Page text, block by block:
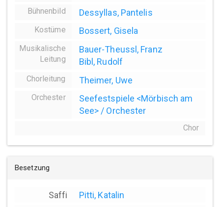
Bühnenbild Dessyllas, Pantelis
Kostüme Bossert, Gisela
Musikalische
Leitung
Bauer-Theussl, Franz
Bibl, Rudolf
Chorleitung Theimer, Uwe
Orchester
Seefestspiele <Mörbisch am
See> / Orchester
Chor
Besetzung
Saffi
Pitti, Katalin